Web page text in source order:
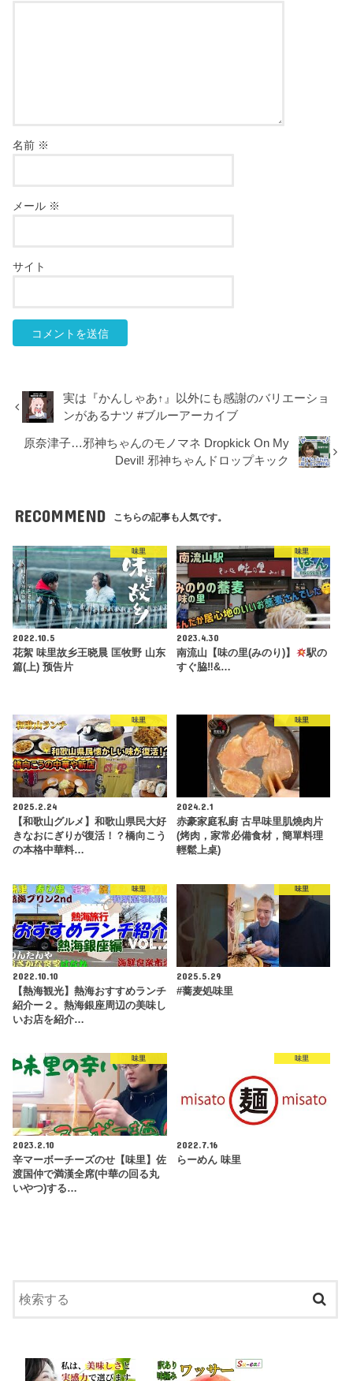
名前 ※
メール ※
サイト
実は『かんしゃあ↑』以外にも感謝のバリエーショ
ンがあるナツ #ブルーアーカイブ
原奈津子…邪神ちゃんのモノマネ Dropkick On My
Devil! 邪神ちゃんドロップキック
RECOMMEND こちらの記事も人気です。
味里
2022.10.5
花絮 味里故乡王晓晨 匡牧野 山东
篇(上) 预告片​​​​
味里
2023.4.30
南流山【味の里(みのり)】
駅の
すぐ脇‼&…
味里
2025.2.24
【和歌山グルメ】和歌山県民大好
きなおにぎりが復活！？橋向こう
の本格中華料…
味里
2024.2.1
赤豪家庭私廚 古早味里肌燒肉片
(烤肉，家常必備食材，簡單料理
輕鬆上桌)
味里
2022.10.10
【熱海観光】熱海おすすめランチ
紹介ー２。熱海銀座周辺の美味し
いお店を紹介…
味里
2025.5.29
#蕎麦処味里
味里
2023.2.10
辛マーボーチーズのせ【味里】佐
渡国仲で満漢全席(中華の回る丸
いやつ)する…
味里
2022.7.16
らーめん 味里